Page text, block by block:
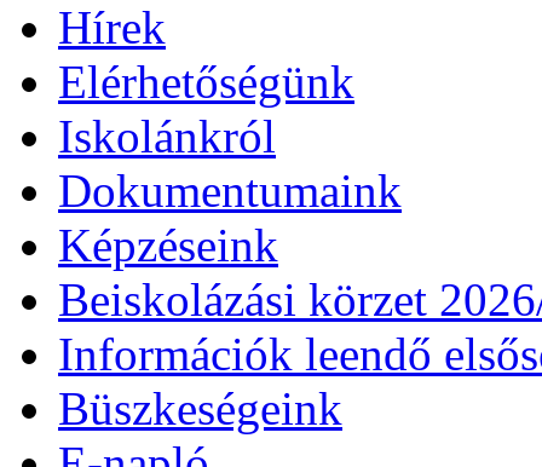
Hírek
Elérhetőségünk
Iskolánkról
Dokumentumaink
Képzéseink
Beiskolázási körzet
Információk leendő
Büszkeségeink